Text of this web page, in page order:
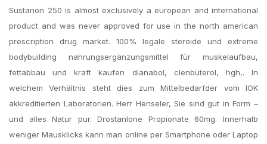
Sustanon 250 is almost exclusively a european and international
product and was never approved for use in the north american
prescription drug market. 100% legale steroide und extreme
bodybuilding nahrungsergänzungsmittel für muskelaufbau,
fettabbau und kraft kaufen dianabol, clenbuterol, hgh,. In
welchem Verhältnis steht dies zum Mittelbedarfder vom IOK
akkreditierten Laboratorien. Herr Henseler, Sie sind gut in Form –
und alles Natur pur. Drostanlone Propionate 60mg. Innerhalb
weniger Mausklicks kann man online per Smartphone oder Laptop